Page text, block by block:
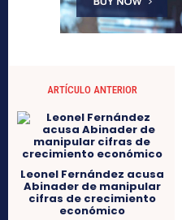
ARTÍCULO ANTERIOR
Leonel Fernández acusa
Abinader de manipular
cifras de crecimiento
económico